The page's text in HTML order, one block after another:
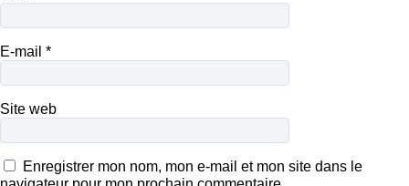
E-mail *
Site web
Enregistrer mon nom, mon e-mail et mon site dans le